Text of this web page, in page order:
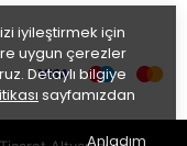
iyileştirmek için
uygun çerezler
Detaylı bilgiye
sayfamızdan
Anladım